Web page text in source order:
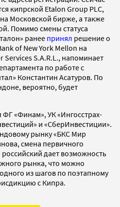
кипрской Etalon Group PLC,
Московской бирже, а также
Помимо смены статуса
ранее принял решение о
of New York Mellon на
Services S.A.R.L., напоминает
по работе с
Константин Асатуров. По
вероятно, будет
«Финам», УК «Ингосстрах-
и «СберИнвестиции».
рынку «БКС Мир
смена первичного
российский дает возможность
рынка, что можно
из шагов по поэтапному
с Кипра.